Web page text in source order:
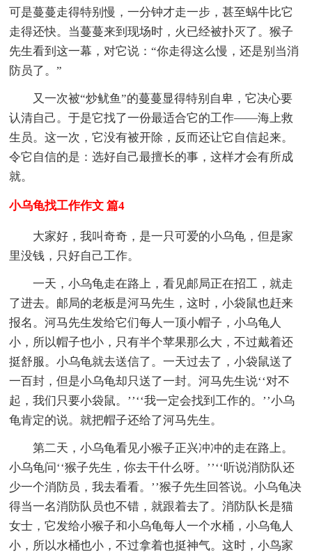
可是蔓蔓走得特别慢，一分钟才走一步，甚至蜗牛比它
走得还快。当蔓蔓来到现场时，火已经被扑灭了。猴子
先生看到这一幕，对它说：“你走得这么慢，还是别当消
防员了。”
又一次被“炒鱿鱼”的蔓蔓显得特别自卑，它决心要
认清自己。于是它找了一份最适合它的工作——海上救
生员。这一次，它没有被开除，反而还让它自信起来。
令它自信的是：选好自己最擅长的事，这样才会有所成
就。
小乌龟找工作作文 篇4
大家好，我叫奇奇，是一只可爱的小乌龟，但是家
里没钱，只好自己工作。
一天，小乌龟走在路上，看见邮局正在招工，就走
了进去。邮局的老板是河马先生，这时，小袋鼠也赶来
报名。河马先生发给它们每人一顶小帽子，小乌龟人
小，所以帽子也小，只有半个苹果那么大，不过戴着还
挺舒服。小乌龟就去送信了。一天过去了，小袋鼠送了
一百封，但是小乌龟却只送了一封。河马先生说‘‘对不
起，我们只要小袋鼠。’’‘‘我一定会找到工作的。’’小乌
龟肯定的说。就把帽子还给了河马先生。
第二天，小乌龟看见小猴子正兴冲冲的走在路上。
小乌龟问‘‘猴子先生，你去干什么呀。’’‘‘听说消防队还
少一个消防员，我去看看。’’猴子先生回答说。小乌龟决
得当一名消防队员也不错，就跟着去了。消防队长是猫
女士，它发给小猴子和小乌龟每人一个水桶，小乌龟人
小，所以水桶也小，不过拿着也挺神气。这时，小鸟家